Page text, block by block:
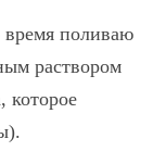
время поливаю
раствором
которое